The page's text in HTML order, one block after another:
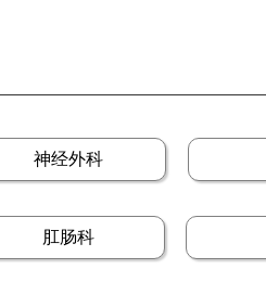
神经外科
肛肠科